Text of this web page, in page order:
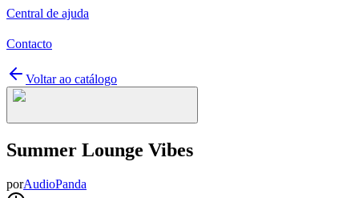
Central de ajuda
Contacto
Voltar ao catálogo
Summer Lounge Vibes
porAudioPanda